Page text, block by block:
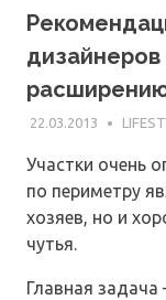
дизайнеров
22.03.2013
Участки очень
по периметру
хозяев, но и
чутья.
Главная задача